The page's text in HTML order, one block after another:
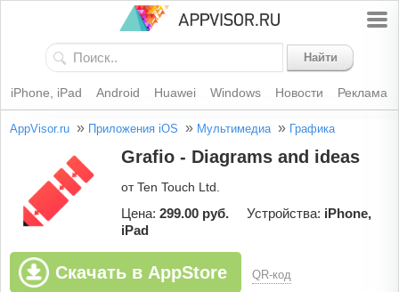
Найти
iPhone, iPad Android Huawei Windows Новости Реклама
AppVisor.ru » Приложения iOS » Мультимедиа » Графика
Grafio - Diagrams and ideas
от Ten Touch Ltd.
Цена: 299.00 руб. Устройства: iPhone,
iPad
Скачать в AppStore QR-код